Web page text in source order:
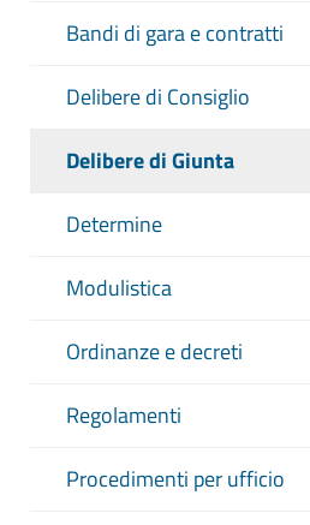
Bandi di gara e contratti
Delibere di Consiglio
Delibere di Giunta
Determine
Modulistica
Ordinanze e decreti
Regolamenti
Procedimenti per ufficio